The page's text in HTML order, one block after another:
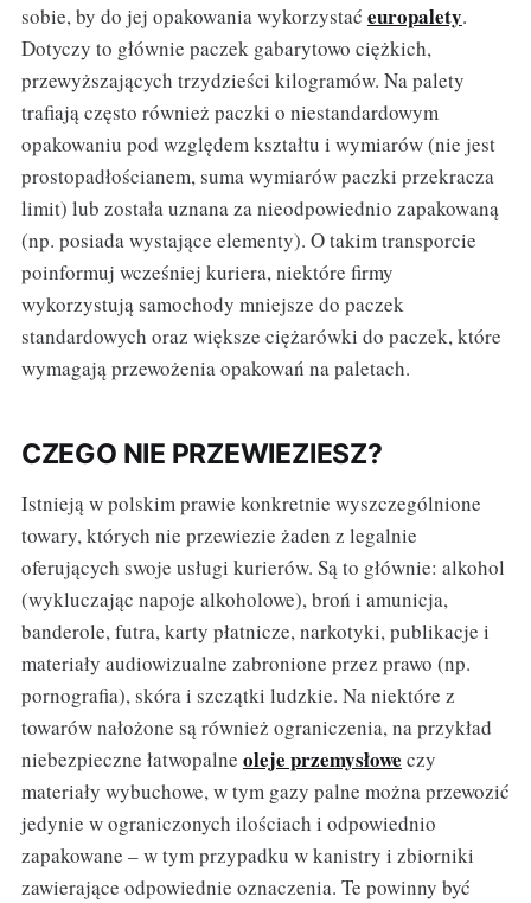
sobie, by do jej opakowania wykorzystać europalety.
Dotyczy to głównie paczek gabarytowo ciężkich,
przewyższających trzydzieści kilogramów. Na palety
trafiają często również paczki o niestandardowym
opakowaniu pod względem kształtu i wymiarów (nie jest
prostopadłościanem, suma wymiarów paczki przekracza
limit) lub została uznana za nieodpowiednio zapakowaną
(np. posiada wystające elementy). O takim transporcie
poinformuj wcześniej kuriera, niektóre firmy
wykorzystują samochody mniejsze do paczek
standardowych oraz większe ciężarówki do paczek, które
wymagają przewożenia opakowań na paletach.
CZEGO NIE PRZEWIEZIESZ?
Istnieją w polskim prawie konkretnie wyszczególnione
towary, których nie przewiezie żaden z legalnie
oferujących swoje usługi kurierów. Są to głównie: alkohol
(wykluczając napoje alkoholowe), broń i amunicja,
banderole, futra, karty płatnicze, narkotyki, publikacje i
materiały audiowizualne zabronione przez prawo (np.
pornografia), skóra i szczątki ludzkie. Na niektóre z
towarów nałożone są również ograniczenia, na przykład
niebezpieczne łatwopalne oleje przemysłowe czy
materiały wybuchowe, w tym gazy palne można przewozić
jedynie w ograniczonych ilościach i odpowiednio
zapakowane – w tym przypadku w kanistry i zbiorniki
zawierające odpowiednie oznaczenia. Te powinny być